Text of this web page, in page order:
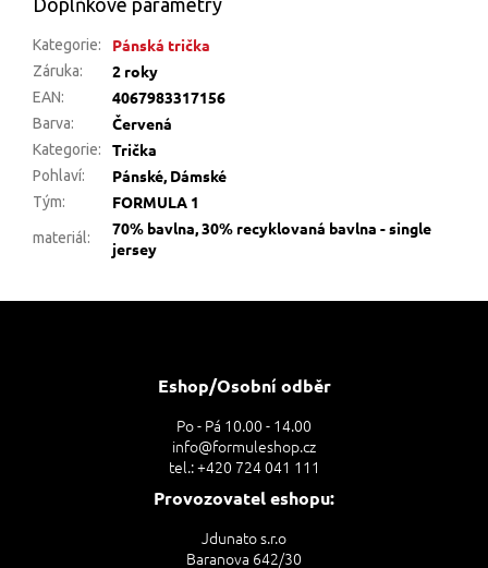
Kategorie: Pánská trička
Záruka: 2 roky
EAN: 4067983317156
Barva: Červená
Kategorie: Trička
Pohlaví: Pánské, Dámské
Tým: FORMULA 1
materiál:
70% bavlna, 30% recyklovaná bavlna - single
jersey
Eshop/Osobní odběr
Po - Pá 10.00 - 14.00
info@formuleshop.cz
tel.: +420 724 041 111
Provozovatel eshopu:
Jdunato s.r.o
Baranova 642/30